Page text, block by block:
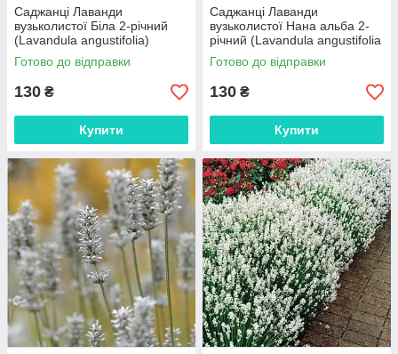
Саджанці Лаванди
вузьколистої Біла 2-річний
(Lavandula angustifolia)
Готово до відправки
130 ₴
Купити
Саджанці Лаванди
вузьколистої Нана альба 2-
річний (Lavandula angustifolia
Nana alba)
Готово до відправки
130 ₴
Купити